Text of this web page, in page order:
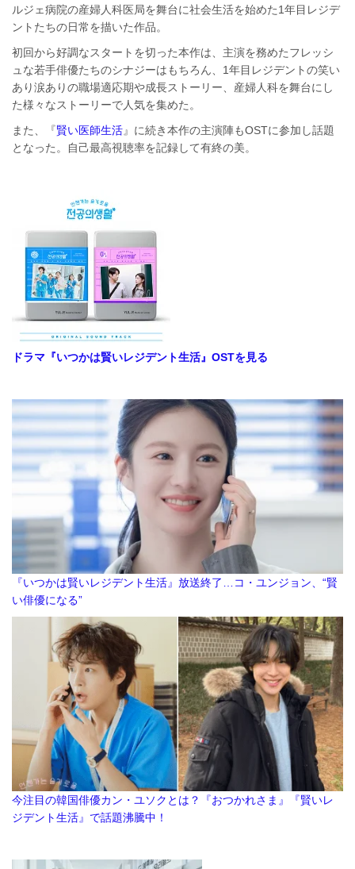
ルジェ病院の産婦人科医局を舞台に社会生活を始めた1年目レジデ
ントたちの日常を描いた作品。
初回から好調なスタートを切った本作は、主演を務めたフレッシ
ュな若手俳優たちのシナジーはもちろん、1年目レジデントの笑い
あり涙ありの職場適応期や成長ストーリー、産婦人科を舞台にし
た様々なストーリーで人気を集めた。
また、『賢い医師生活』に続き本作の主演陣もOSTに参加し話題
となった。自己最高視聴率を記録して有終の美。
ドラマ『いつかは賢いレジデント生活』OSTを見る
『いつかは賢いレジデント生活』放送終了…コ・ユンジョン、“賢
い俳優になる”
今注目の韓国俳優カン・ユソクとは？『おつかれさま』『賢いレ
ジデント生活』で話題沸騰中！